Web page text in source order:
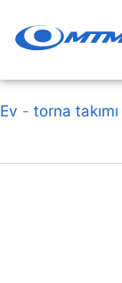
geç
Ev - torna takımı